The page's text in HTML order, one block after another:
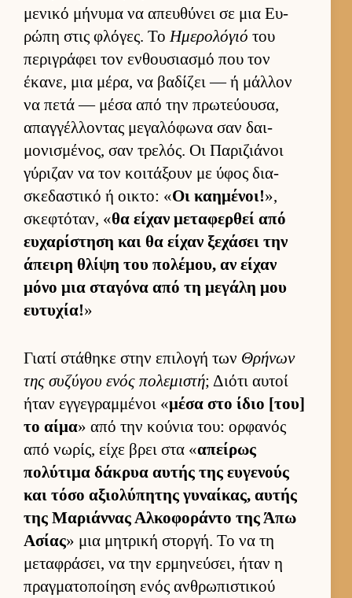
μενικό μήνυμα να απευ­θύνει σε μια Ευ­
ρώπη στις φλόγες. ΤοΗμερολόγιό του
περιγράφει τον εν­θου­σια­σμό που τον
έκανε, μια μέρα, να βαδίζει — ή μάλ­λον
να πετά — μέσα από την πρωτεύ­ου­σα,
απαγ­γέλ­λοντας μεγαλόφωνα σαν δαι­
μονισμένος, σαν τρελός. Οι Παριζιάνοι
γύριζαν να τον κοι­τάξουν με ύφος δια­
σκεδαστικό ή οι­κτο: «Οι καη­μένοι!»,
σκεφτόταν, «θα εί­χαν μεταφερ­θεί από
ευ­χαρίστηση και θα εί­χαν ξεχάσει την
άπειρη θλίψη του πολέμου, αν εί­χαν
μόνο μια σταγόνα από τη μεγάλη μου
ευ­τυχία!»
Γιατί στάθηκε στην επιλογή των Θρήνων
της συζύγου ενός πολεμιστή; Διότι αυ­τοί
ήταν εγ­γεγραμ­μένοι «μέσα στο ίδιο [του]
το αίμα» από την κού­νια του: ορ­φανός
από νωρίς, είχε βρει στα «απεί­ρως
πολύτιμα δάκρυα αυ­τής της ευ­γενούς
και τόσο αξιο­λύπητης γυναί­κας, αυ­τής
της Μαριάν­νας Αλ­κοφοράντο της Άπω
Ασίας» μια μητρική στορ­γή. Το να τη
μεταφράσει, να την ερ­μηνεύ­σει, ήταν η
πραγ­ματοποί­ηση ενός αν­θρωπιστικού